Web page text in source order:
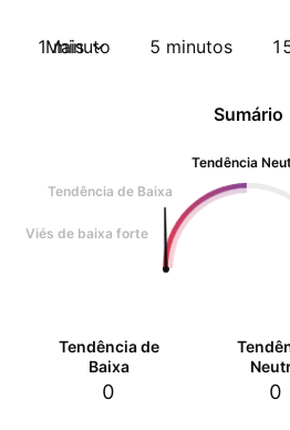
1 minuto 5 minutos
Mais
Sumário
Tendência
Tendência de Baixa
Viés de baixa forte
Tendência de
Baixa
0 0